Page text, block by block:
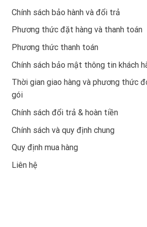
Chính sách bảo hành và đổi trả
Phương thức đặt hàng và thanh toán
Phương thức thanh toán
Chính sách bảo mật thông tin khách
Thời gian giao hàng và phương thức
gói
Chính sách đổi trả & hoàn tiền
Chính sách và quy định chung
Quy định mua hàng
Liên hệ